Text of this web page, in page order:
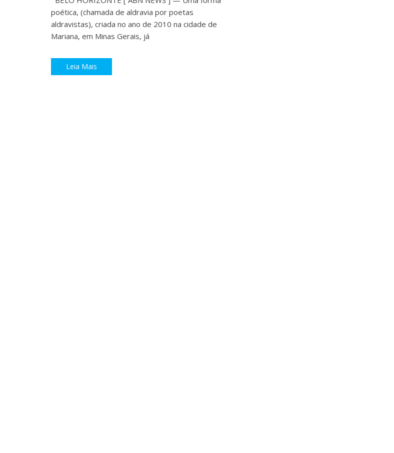
poética, (chamada de aldravia por poetas
aldravistas), criada no ano de 2010 na cidade de
Mariana, em Minas Gerais, já
Leia Mais